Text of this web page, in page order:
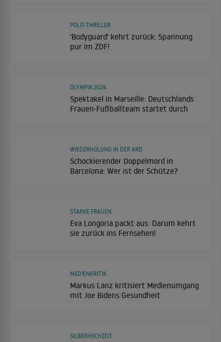
'Bodyguard' kehrt zurück: Spannung
pur im ZDF!
POLIT-THRILLER
Spektakel in Marseille: Deutschlands
Frauen-Fußballteam startet durch
OLYMPIA 2024
Schockierender Doppelmord in
Barcelona: Wer ist der Schütze?
WIEDERHOLUNG IN DER ARD
Eva Longoria packt aus: Darum kehrt
sie zurück ins Fernsehen!
STARKE FRAUEN
Markus Lanz kritisiert Medienumgang
mit Joe Bidens Gesundheit
MEDIENKRITIK
SILBERHOCHZEIT